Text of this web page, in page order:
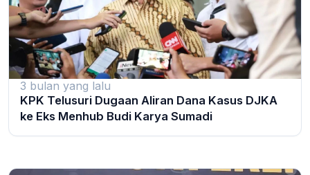
3 bulan yang lalu
KPK Telusuri Dugaan Aliran Dana Kasus DJKA
ke Eks Menhub Budi Karya Sumadi